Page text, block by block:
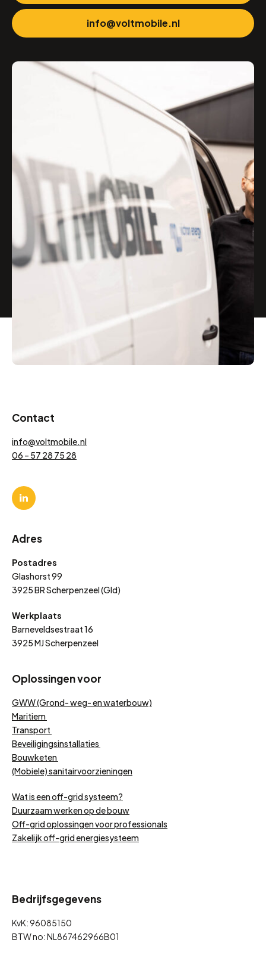
info@voltmobile.nl
Contact
info@voltmobile.nl
06 – 57 28 75 28
Adres
Postadres
Glashorst 99
3925 BR Scherpenzeel (Gld)
Werkplaats
Barneveldsestraat 16
3925 MJ Scherpenzeel
Oplossingen voor
GWW (Grond- weg- en waterbouw)
Maritiem
Transport
Beveiligingsinstallaties
Bouwketen
(Mobiele) sanitairvoorzieningen
Wat is een off-grid systeem?
Duurzaam werken op de bouw
Off-grid oplossingen voor professionals
Zakelijk off-grid energiesysteem
Bedrijfsgegevens
KvK: 96085150
BTW no: NL867462966B01